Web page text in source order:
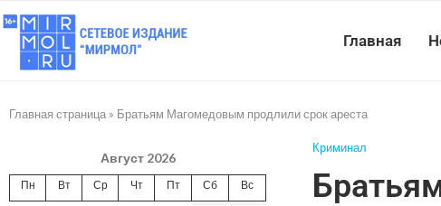
Главная
Главная страница » Братьям Магомедовым продлили срок ареста
Криминал
Август 2026
Пн Вт Ср Чт Пт Сб Вс